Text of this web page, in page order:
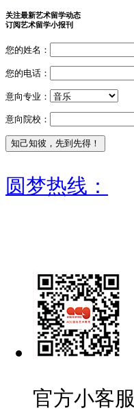
关注最新艺术留学动态
订阅艺术留学小报刊
您的姓名：
您的电话：
意向专业：
意向院校：
圆梦热线：
官方小客服